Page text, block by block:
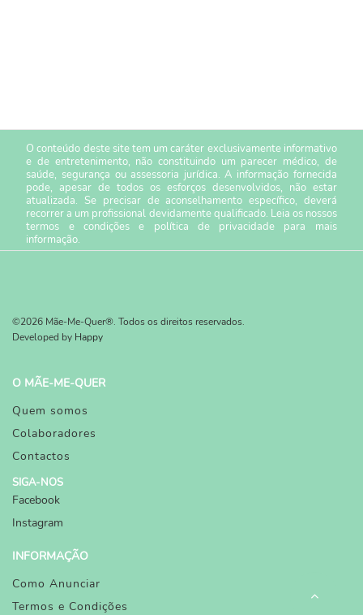
O conteúdo deste site tem um caráter exclusivamente informativo
e de entretenimento, não constituindo um parecer médico, de
saúde, segurança ou assessoria jurídica. A informação fornecida
pode, apesar de todos os esforços desenvolvidos, não estar
atualizada. Se precisar de aconselhamento específico, deverá
recorrer a um profissional devidamente qualificado. Leia os nossos
termos e condiçõese política de privacidade para mais
informação.
©2026 Mãe-Me-Quer®. Todos os direitos reservados.
Developed by Happy
O MÃE-ME-QUER
Quem somos
Colaboradores
Contactos
SIGA-NOS
Facebook
Instagram
INFORMAÇÃO
Como Anunciar
Termos e Condições